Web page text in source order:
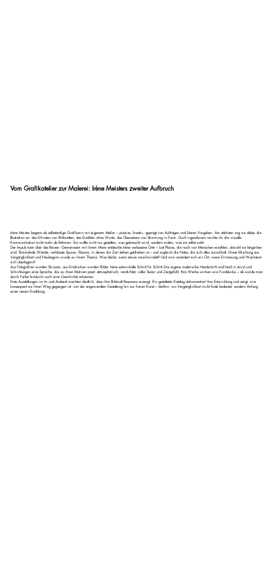
Vom Grafikatelier zur Malerei: Irène Meisters zweiter Aufbruch
Irène Meister begann als selbständige Grafikerin mit eigenem Atelier – präzise, kreativ, geprägt von Aufträgen und klaren Vorgaben. Am stärksten zog sie dabei die
Illustration an: das Erfinden von Bildwelten, das Erzählen ohne Worte, das Übersetzen von Stimmung in Form. Doch irgendwann reichte ihr die visuelle
Kommunikation nicht mehr als Rahmen. Sie wollte nicht nur gestalten, was gebraucht wird, sondern malen, was sie selbst sieht.
Der Impuls kam über das Reisen. Gemeinsam mit ihrem Mann entdeckte Irène verlassene Orte – Lost Places, die noch von Menschen erzählen, obwohl sie längst leer
sind. Bröckelnde Wände, verblasste Spuren, Räume, in denen die Zeit stehen geblieben ist – und zugleich die Natur, die sich alles zurückholt. Diese Mischung aus
Vergänglichkeit und Neubeginn wurde zu ihrem Thema: Was bleibt, wenn etwas verschwindet? Und wie verändert sich ein Ort, wenn Erinnerung und Wachstum
sich überlagern?
Aus Fotografien wurden Skizzen, aus Eindrücken wurden Bilder. Irène entwickelte Schritt für Schritt ihre eigene malerische Handschrift und fand in Acryl und
Schichtungen eine Sprache, die zu ihren Motiven passt: atmosphärisch, verdichtet, voller Textur und Zeitgefühl. Ihre Werke wirken wie Fundstücke – als würde man
durch Farbe hindurch noch eine Geschichte erkennen.
Erste Ausstellungen im In- und Ausland machten deutlich, dass ihre Bildwelt Resonanz erzeugt. Ein gestalteter Katalog dokumentiert ihre Entwicklung und zeigt, wie
konsequent sie ihren Weg gegangen ist: von der angewandten Gestaltung hin zur freien Kunst – dorthin, wo Vergänglichkeit nicht Ende bedeutet, sondern Anfang
einer neuen Erzählung.